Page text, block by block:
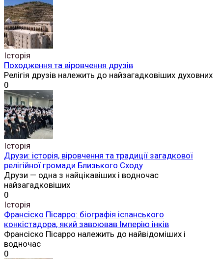
Історія
Походження та віровчення друзів
Релігія друзів належить до найзагадковіших духовних
0
Історія
Друзи: історія, віровчення та традиції загадкової
релігійної громади Близького Сходу
Друзи — одна з найцікавіших і водночас
найзагадковіших
0
Історія
Франсіско Пісарро: біографія іспанського
конкістадора, який завоював Імперію інків
Франсіско Пісарро належить до найвідоміших і
водночас
0